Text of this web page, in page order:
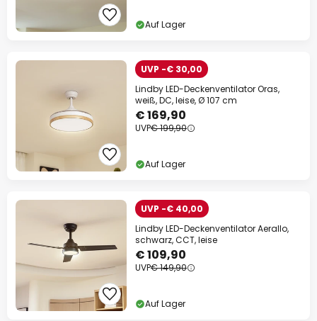
Auf Lager
UVP -€ 30,00
Lindby LED-Deckenventilator Oras,
weiß, DC, leise, Ø 107 cm
€ 169,90
UVP€ 199,90
Auf Lager
UVP -€ 40,00
Lindby LED-Deckenventilator Aerallo,
schwarz, CCT, leise
€ 109,90
UVP€ 149,90
Auf Lager